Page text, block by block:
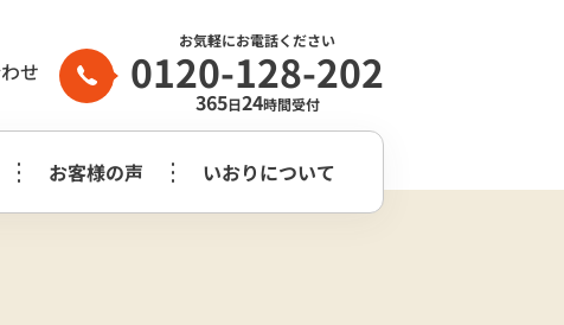
せ
お気軽にお電話ください
0120-128-202
365日24時間受付
お客様の声 いおりについて